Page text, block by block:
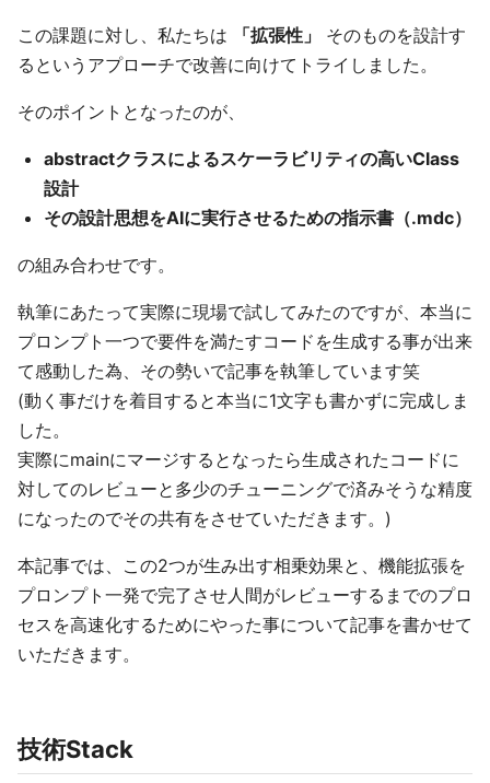
この課題に対し、私たちは 「拡張性」
そのものを設計す
るというアプローチで改善に向けてトライしました。
そのポイントとなったのが、
abstractクラスによるスケーラビリティの高いClass
設計
その設計思想をAIに実行させるための指示書（.mdc）
の組み合わせです。
執筆にあたって実際に現場で試してみたのですが、本当に
プロンプト一つで要件を満たすコードを生成する事が出来
て感動した為、その勢いで記事を執筆しています笑
(動く事だけを着目すると本当に1文字も書かずに完成しま
した。
実際にmainにマージするとなったら生成されたコードに
対してのレビューと多少のチューニングで済みそうな精度
になったのでその共有をさせていただきます。)
本記事では、この2つが生み出す相乗効果と、機能拡張を
プロンプト一発で完了させ人間がレビューするまでのプロ
セスを高速化するためにやった事について記事を書かせて
いただきます。
技術Stack